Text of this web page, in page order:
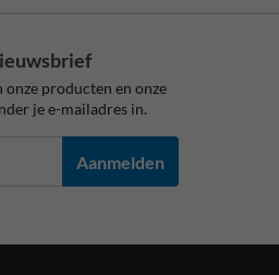
producten en onze
je e-mailadres in.
Aanmelden